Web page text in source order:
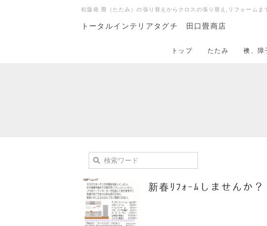
松阪発 畳（たたみ）の張り替えからクロスの張り替え,リフォーム
トータルインテリアタグチ 田口畳商店
トップ たたみ 襖、障
新春ﾘﾌｫｰﾑしませんか？